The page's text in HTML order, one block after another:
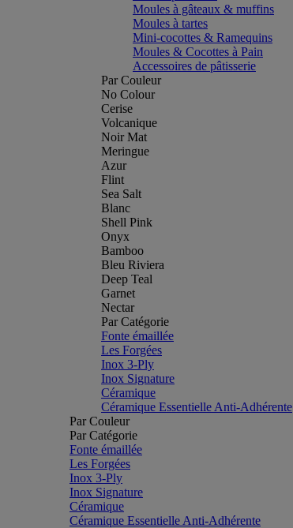
Moules à gâteaux & muffins
Moules à tartes
Mini-cocottes & Ramequins
Moules & Cocottes à Pain
Accessoires de pâtisserie
Par Couleur
No Colour
Cerise
Volcanique
Noir Mat
Meringue
Azur
Flint
Sea Salt
Blanc
Shell Pink
Onyx
Bamboo
Bleu Riviera
Deep Teal
Garnet
Nectar
Par Catégorie
Fonte émaillée
Les Forgées
Inox 3-Ply
Inox Signature
Céramique
Céramique Essentielle Anti-Adhérente
Par Couleur
Par Catégorie
Fonte émaillée
Les Forgées
Inox 3-Ply
Inox Signature
Céramique
Céramique Essentielle Anti-Adhérente